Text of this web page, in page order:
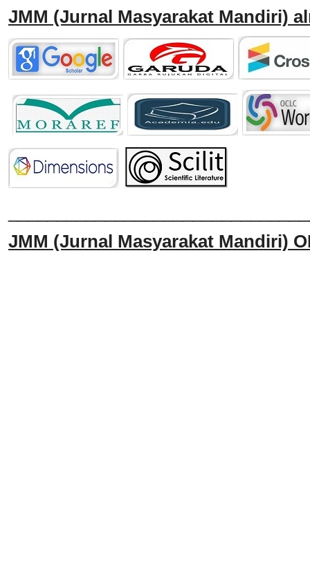
JMM (Jurnal Masyarakat Mandiri)
JMM (Jurnal Masyarakat Mandiri)